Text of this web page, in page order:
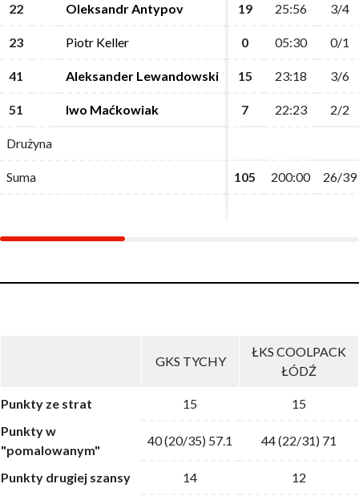
22 Oleksandr Antypov 19 25:56 3/4
23 Piotr Keller 0 05:30 0/1
41 Aleksander Lewandowski 15 23:18 3/6
51 Iwo Maćkowiak 7 22:23 2/2
Drużyna
Suma 105 200:00 26/39
22 Oleksandr Antypov 19 25:56 3/4
23 Piotr Keller 0 05:30 0/1
41 Aleksander Lewandowski 15 23:18 3/6
51 Iwo Maćkowiak 7 22:23 2/2
Drużyna
Suma 105 200:00 26/39
GKS TYCHY
ŁKS COOLPACK
ŁÓDŹ
Punkty ze strat 15
15
Punkty w
"pomalowanym"
40 (20/35) 57.1 44 (22/31) 71
Punkty drugiej szansy 14
12